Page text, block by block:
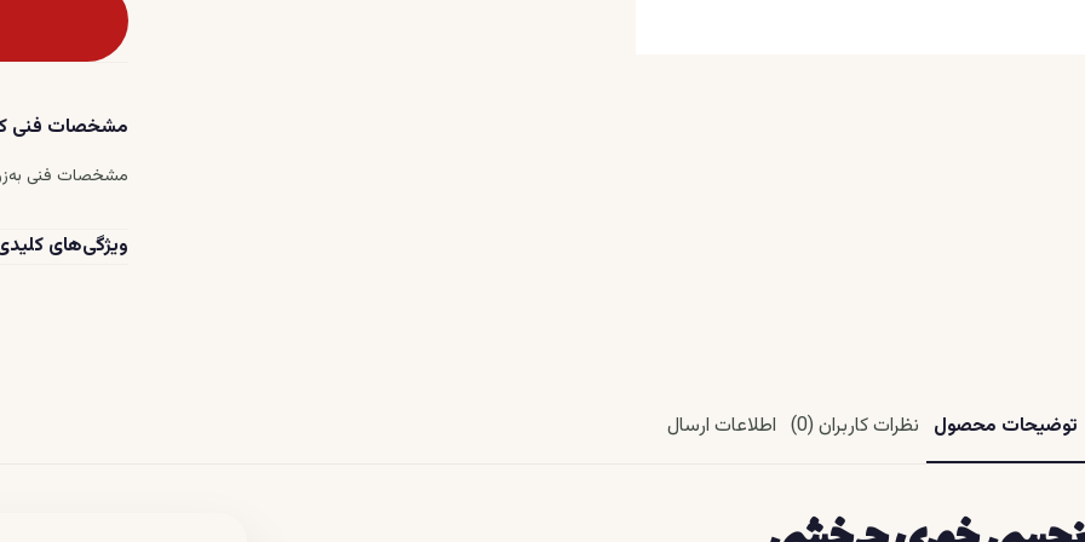
مشخصات فنی
مشخصات فنی
ویژگی‌های
توضیحات محصول نظرات کاربران (0) اطلاعات ارسال